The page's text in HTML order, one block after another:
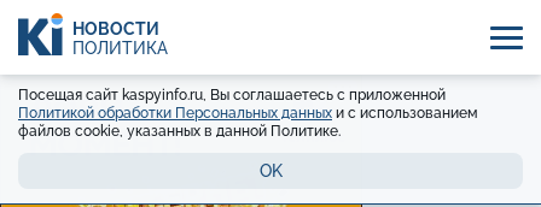
НОВОСТИ
ПОЛИТИКА
Посещая сайт kaspyinfo.ru, Вы соглашаетесь с приложенной
Политикой обработки Персональных данных и с использованием
файлов cookie, указанных в данной Политике.
OK